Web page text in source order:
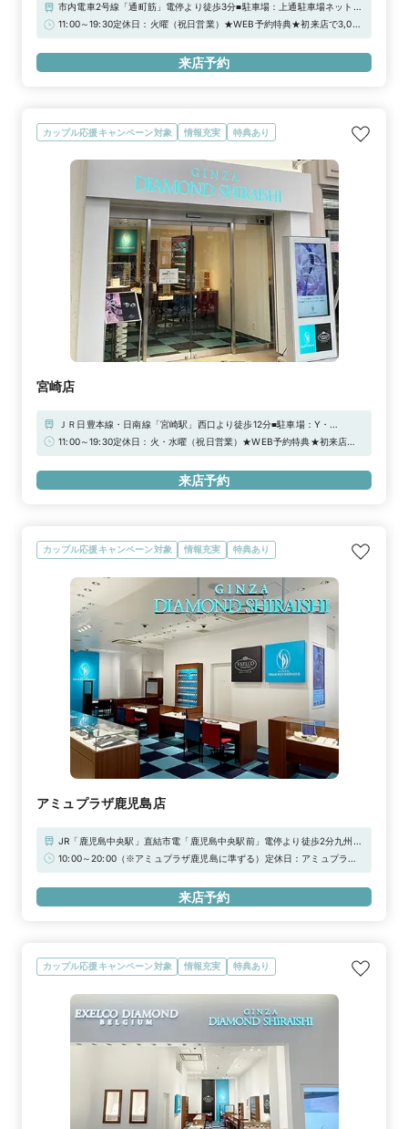
市内電車2号線「通町筋」電停より徒歩3分■駐車場：上通駐車場ネット
ワーク（全16か所：下記参照）※当店ご滞在時間（上限2時間）の無料駐
キング5.パークシティ24h白川公園6.パークシティ24h水道町7.アンピー
ルパーキング上通り駐車場8.びぷれす熊日会館有料駐車場9.パスート24
熊本センタービル駐車場
11:00～19:30定休日：火曜（祝日営業）★WEB予約特典★初来店で3,000
施中／“土日祝日 12時まで”のご来店で1,000円分UPの「ギフトカード
4,000円分」！詳しくは特典一覧をチェック！！
来店予約
カップル応援キャンペーン対象 情報充実 特典あり
宮崎店
ＪＲ日豊本線・日南線「宮崎駅」西口より徒歩12分■駐車場：Y・
YPARK、タイムズ宮崎ナナイロ、MRTパーキング、タイムズ宮崎山形
11:00～19:30定休日：火・水曜（祝日営業）★WEB予約特典★初来店で
ペーン実施中／“土日祝日 12時まで”のご来店で1,000円分UPの「ギフト
カード4,000円分」！詳しくは特典一覧をチェック！！
来店予約
カップル応援キャンペーン対象 情報充実 特典あり
アミュプラザ鹿児島店
JR「鹿児島中央駅」直結市電「鹿児島中央駅前」電停より徒歩2分九州自
動車道「鹿児島IC」より約5分■駐車場：アミュプラザ鹿児島東1・東2駐
受取済みの方は対象外となります
10:00～20:00（※アミュプラザ鹿児島に準ずる）定休日：アミュプラザ
ゼント！＼アーリータイムキャンペーン実施中／“土日祝日 12時まで”の
ご予約で1,000円分UPの「ギフトカード4,000円分」！詳しくは特典一覧
来店予約
カップル応援キャンペーン対象 情報充実 特典あり